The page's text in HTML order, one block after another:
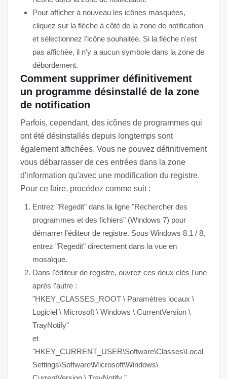
Pour afficher à nouveau les icônes masquées,
cliquez sur la flèche à côté de la zone de notification
et sélectionnez l'icône souhaitée. Si la flèche n'est
pas affichée, il n'y a aucun symbole dans la zone de
débordement.
Comment supprimer définitivement
un programme désinstallé de la zone
de notification
Parfois, cependant, des icônes de programmes qui
ont été désinstallés depuis longtemps sont
également affichées. Vous ne pouvez définitivement
vous débarrasser de ces entrées dans la zone
d'information qu'avec une modification du registre.
Pour ce faire, procédez comme suit :
Entrez "Regedit" dans la ligne "Rechercher des
programmes et des fichiers" (Windows 7) pour
démarrer l'éditeur de registre. Sous Windows 8.1 / 8,
entrez "Regedit" directement dans la vue en
mosaïque.
Dans l'éditeur de registre, ouvrez ces deux clés l'une
après l'autre :
"HKEY_CLASSES_ROOT \ Paramètres locaux \
Logiciel \ Microsoft \ Windows \ CurrentVersion \
TrayNotify"
et
"HKEY_CURRENT_USER\Software\Classes\Local
Settings\Software\Microsoft\Windows\